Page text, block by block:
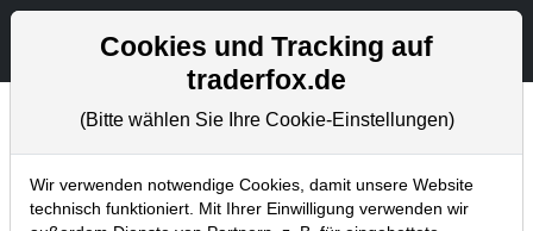
Aktien- und Artikelsuche
Tradingerfolge
Home Blog Tradingerfolge
Cookies und Tracking auf
traderfox.de
(Bitte wählen Sie Ihre Cookie-Einstellungen)
Wir verwenden notwendige Cookies, damit unsere Website
technisch funktioniert. Mit Ihrer Einwilligung verwenden wir